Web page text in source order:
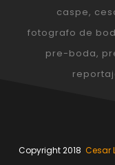
caspe
fotografo de
pre-boda
Copyright 2018 Cesar